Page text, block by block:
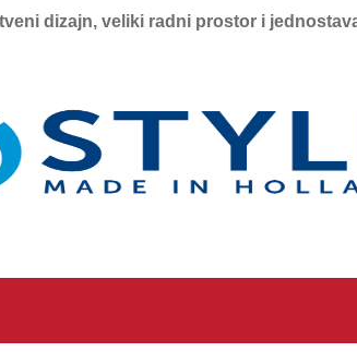
dizajn, veliki radni prostor i